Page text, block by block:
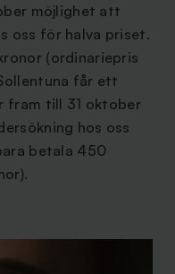
möjlighet att
oss för halva priset.
(ordinariepris
får ett
fram till 31 oktober
hos oss
betala 450